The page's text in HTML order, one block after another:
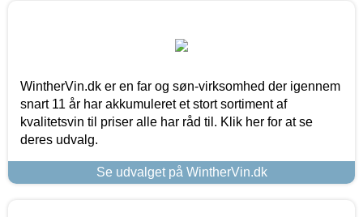
WintherVin.dk er en far og søn-virksomhed der igennem
snart 11 år har akkumuleret et stort sortiment af
kvalitetsvin til priser alle har råd til. Klik her for at se
deres udvalg.
Se udvalget på WintherVin.dk